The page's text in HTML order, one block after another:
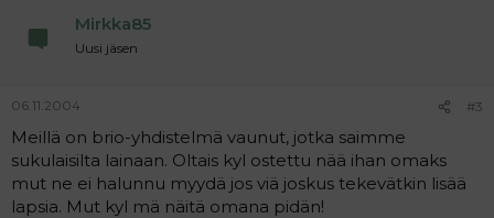
Mirkka85
Uusi jäsen
06.11.2004 #3
Meillä on brio-yhdistelmä vaunut, jotka saimme
sukulaisilta lainaan. Oltais kyl ostettu nää ihan omaks
mut ne ei halunnu myydä jos viä joskus tekevätkin lisää
lapsia. Mut kyl mä näitä omana pidän!